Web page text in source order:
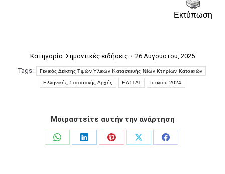
Εκτύπωση
Κατηγορία: Σημαντικές ειδήσεις
26 Αυγούστου, 2025
Tags:
Γενικός Δείκτης Τιμών Υλικών Κατασκευής Νέων Κτηρίων Κατοικιών
Ελληνικής Στατιστικής Αρχής ΕΛΣΤΑΤ Ιουλίου 2024
Μοιραστείτε αυτήν την ανάρτηση
Share
Share
Share
Share
Share